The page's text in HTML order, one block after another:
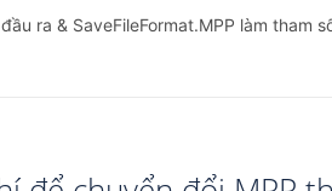
ra & SaveFileFormat.MPP làm tham